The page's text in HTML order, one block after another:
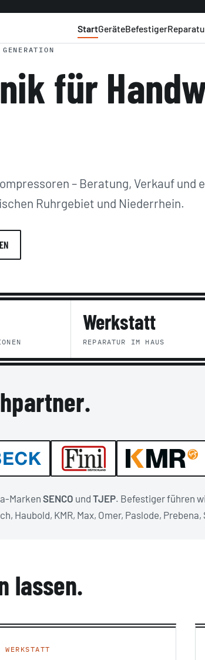
StartGeräteBefestiger
für
– Beratung, Verkauf und
Ruhrgebiet und Niederrhein.
Werkstatt
REPARATUR IM HAUS
Marken SENCO und TJEP. Befestiger führen
KMR, Max, Omer, Paslode, Prebena,
lassen.